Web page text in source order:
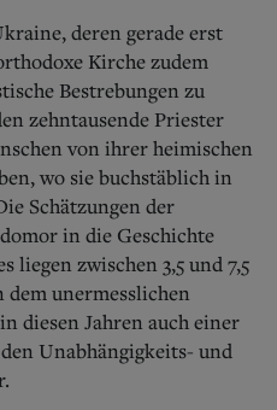
deren gerade erst
Kirche zudem
Bestrebungen zu
zehntausende Priester
von ihrer heimischen
wo sie buchstäblich in
Schätzungen der
in die Geschichte
liegen zwischen 3,5 und 7,5
unermesslichen
diesen Jahren auch einer
Unabhängigkeits- und